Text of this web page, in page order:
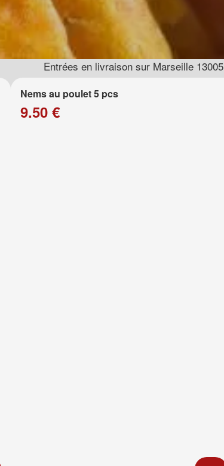
Entrées en livraison sur Marseille 13005
Nems au poulet 5 pcs
9.50 €